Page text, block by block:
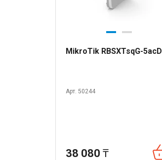
MikroTik RBSXTsqG-5acD
Арт. 50244
38 080 ₸